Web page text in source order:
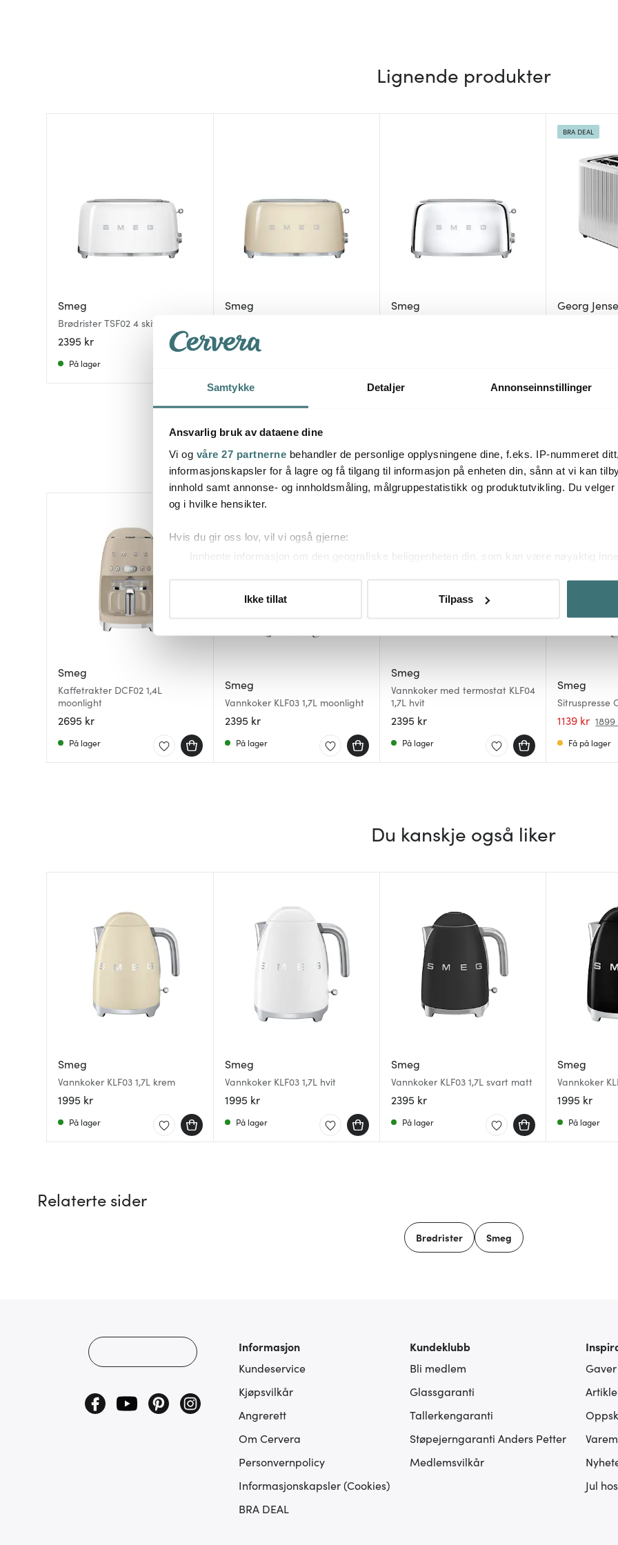
Samtykke Detaljer Annonseinnstillinger
Ansvarlig bruk av dataene dine
Vi og våre 27 partnerne behandler de personlige opplysningene dine, f.eks. IP-nummeret
informasjonskapsler for å lagre og få tilgang til informasjon på enheten din, sånn at vi kan
innhold samt annonse- og innholdsmåling, målgruppestatistikk og produktutvikling. Du
og i hvilke hensikter.
Hvis du gir oss lov, vil vi også gjerne:
Innhente informasjon om den geografiske beliggenheten din, som kan være nøyaktig
Du kan hele tiden endre eller trekke tilbake ditt samtykke fra erklæringen om
Vi bruker informasjonskapsler for å gi innhold og annonser et personlig preg, for å levere
sosiale medier, annonsering og analysearbeid, som kan kombinere den med annen
dem, eller som de har samlet inn gjennom din bruk av tjenestene deres.
Ikke tillat Tilpass
Lignende produkter
Smeg
Brødrister TSF02 4 skiver hvit
2395 kr
På lager
Smeg
2395 kr
Smeg Georg
BRA DEAL
Mer fra samme serie
Smeg
Kaffetrakter DCF02 1,4L
moonlight
2695 kr
På lager
Smeg
Vannkoker KLF03 1,7L moonlight
2395 kr
På lager
Smeg
Vannkoker med termostat KLF04
1,7L hvit
2395 kr
På lager
Smeg
Sitruspresse
1139 kr
Få på lager
Du kanskje også liker
Smeg
Vannkoker KLF03 1,7L krem
1995 kr
På lager
Smeg
Vannkoker KLF03 1,7L hvit
1995 kr
På lager
Smeg
Vannkoker KLF03 1,7L svart matt
2395 kr
På lager
Smeg
Vannkoker
1995 kr
På lager
Relaterte sider
Brødrister Smeg
Informasjon
Kundeservice
Kjøpsvilkår
Angrerett
Om Cervera
Personvernpolicy
Informasjonskapsler (Cookies)
BRA DEAL
Kundeklubb
Bli medlem
Glassgaranti
Tallerkengaranti
Støpejerngaranti Anders Petter
Medlemsvilkår
Gaver
Jul